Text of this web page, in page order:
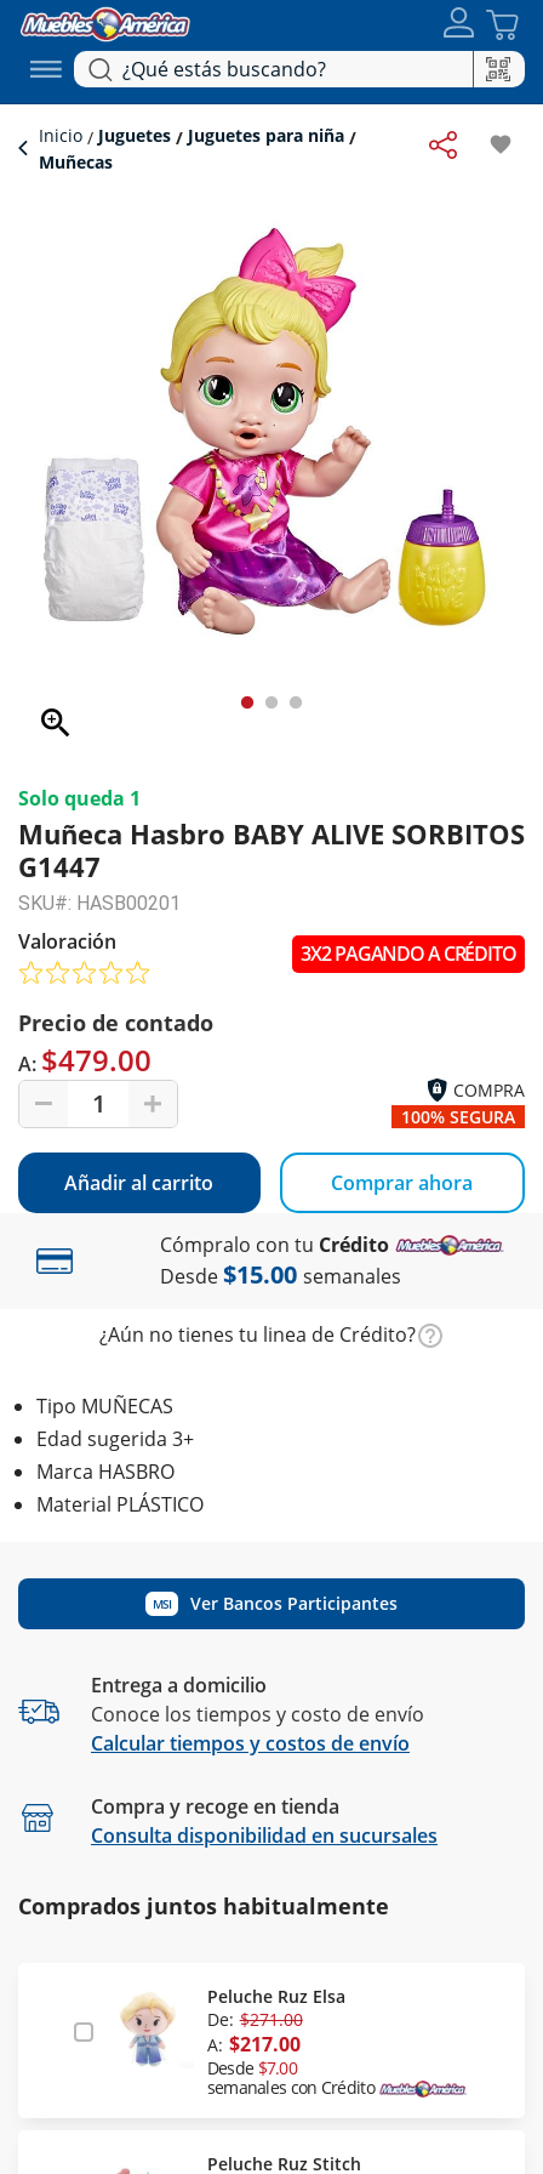
Inicio Juguetes Juguetes para niña
Muñecas
favorite
zoom_in
Solo queda 1
Muñeca Hasbro BABY ALIVE SORBITOS
G1447
SKU#: HASB00201
Valoración
Precio de contado
A: $479.00
1
3X2 PAGANDO A CRÉDITO
COMPRA
100% SEGURA
Añadir al carrito Comprar ahora
Cómpralo con tu Crédito
Desde$15.00 semanales
¿Aún no tienes tu linea de Crédito?
Tipo MUÑECAS
Edad sugerida 3+
Marca HASBRO
Material PLÁSTICO
MSI Ver Bancos Participantes
Entrega a domicilio
Conoce los tiempos y costo de envío
Calcular tiempos y costos de envío
Compra y recoge en tienda
Consulta disponibilidad en sucursales
Comprados juntos habitualmente
Peluche Ruz Elsa
De: $271.00
A: $217.00
Desde $7.00
semanales con Crédito
Peluche Ruz Stitch